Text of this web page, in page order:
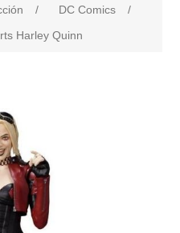
/ DC Comics
/
Harley Quinn